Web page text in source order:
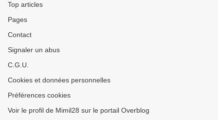
Top articles
Pages
Contact
Signaler un abus
C.G.U.
Cookies et données personnelles
Préférences cookies
Voir le profil de Mimil28 sur le portail Overblog